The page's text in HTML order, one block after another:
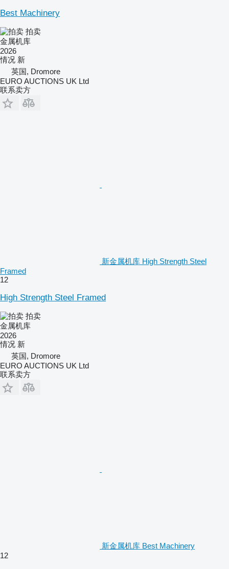
Best Machinery
拍卖
金属机库
2026
情况 新
英国, Dromore
EURO AUCTIONS UK Ltd
联系卖方
新金属机库 High Strength Steel
Framed
12
High Strength Steel Framed
拍卖
金属机库
2026
情况 新
英国, Dromore
EURO AUCTIONS UK Ltd
联系卖方
新金属机库 Best Machinery
12